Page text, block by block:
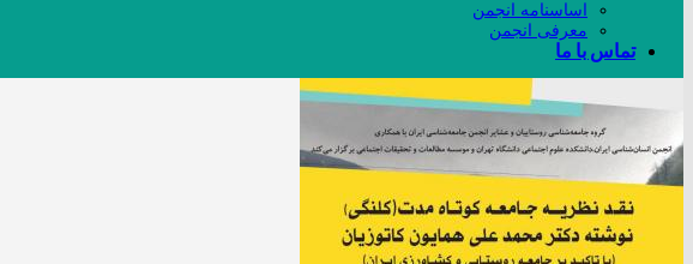
اساسنامه انجمن
معرفی انجمن
تماس با ما